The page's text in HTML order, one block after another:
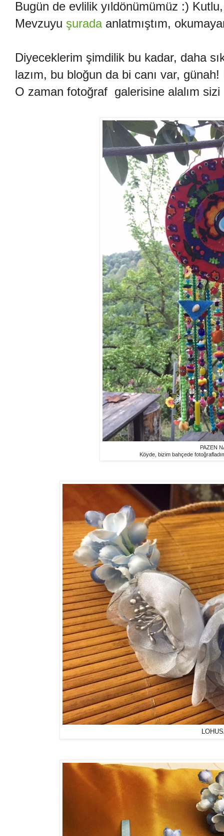
Bugün de evlilik yıldönümümüz :)
Mevzuyu şuradaanlatmıştım,
Diyeceklerim şimdilik bu kadar, daha
lazım, bu bloğun da bi canı var,
O zaman fotoğraf galerisine alalım sizi
PAZEN
Köyde, bizim bahçede